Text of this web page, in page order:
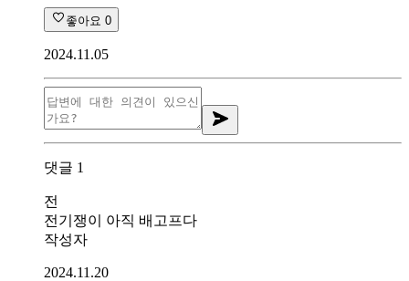
좋아요 0
2024.11.05
댓글 1
전
전기쟁이 아직 배고프다
작성자
2024.11.20